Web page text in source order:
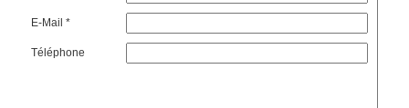
E-Mail *
Téléphone